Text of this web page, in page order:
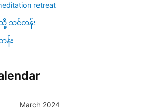
retreat
သို့ သင်တန်း
န်း
March 2024